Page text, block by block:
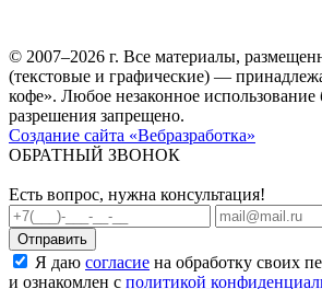
© 2007–2026 г. Все материалы,
(текстовые и графические) —
кофе». Любое незаконное использование
разрешения запрещено.
Создание сайта «Вебразработка»
ОБРАТНЫЙ ЗВОНОК
Есть вопрос, нужна консультация!
Я даю согласие на обработку своих
и ознакомлен с политикой